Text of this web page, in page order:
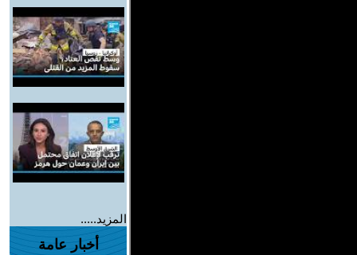
المزيد.....
أخبار عامة